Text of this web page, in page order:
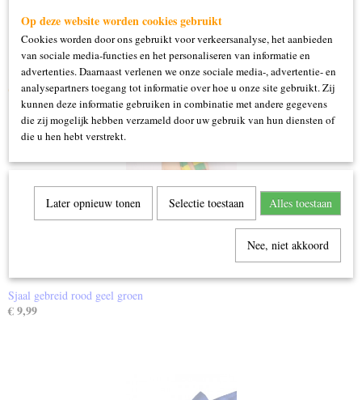
Productcode
14499
Ook interessant
Sjaal gebreid rood geel groen
€ 9,99
Op deze website worden cookies gebruikt
Cookies worden door ons gebruikt voor verkeersanalyse, het aanbieden
van sociale media-functies en het personaliseren van informatie en
advertenties. Daarnaast verlenen we onze sociale media-, advertentie- en
analysepartners toegang tot informatie over hoe u onze site gebruikt. Zij
kunnen deze informatie gebruiken in combinatie met andere gegevens
die zij mogelijk hebben verzameld door uw gebruik van hun diensten of
die u hen hebt verstrekt.
Later opnieuw tonen Selectie toestaan Alles toestaan
Nee, niet akkoord